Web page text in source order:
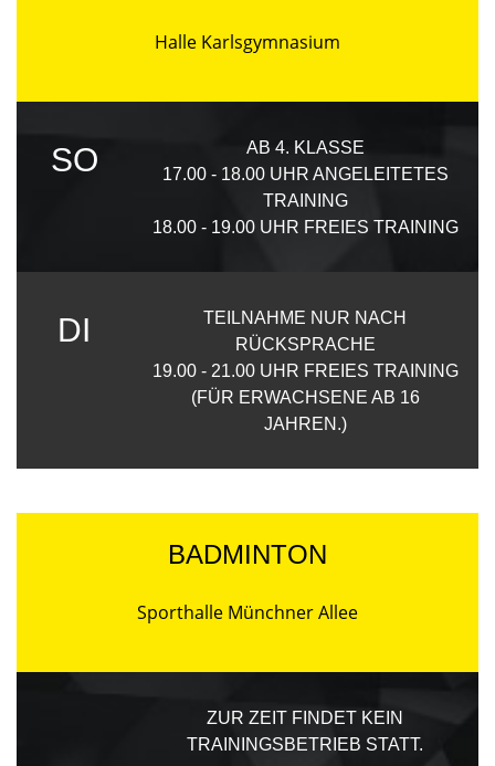
Halle Karlsgymnasium
SO
AB 4. KLASSE
17.00 - 18.00 UHR ANGELEITETES
TRAINING
18.00 - 19.00 UHR FREIES TRAINING
DI
TEILNAHME NUR NACH
RÜCKSPRACHE
19.00 - 21.00 UHR FREIES TRAINING
(FÜR ERWACHSENE AB 16
JAHREN.)
BADMINTON
Sporthalle Münchner Allee
ZUR ZEIT FINDET KEIN
TRAININGSBETRIEB STATT.